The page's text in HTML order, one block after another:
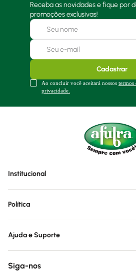
Receba as novidades e fique por
promoções exclusivas!
Cadastrar
Ao concluir você aceitará nossos termos
privacidade.
Institucional
Política
Ajuda e Suporte
Siga-nos